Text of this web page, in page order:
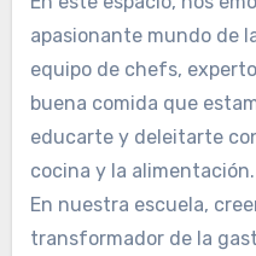
apasionante mundo de
equipo de chefs,
buena comida que
educarte y deleitarte
cocina y la alimentación.
En nuestra escuela,
transformador de la